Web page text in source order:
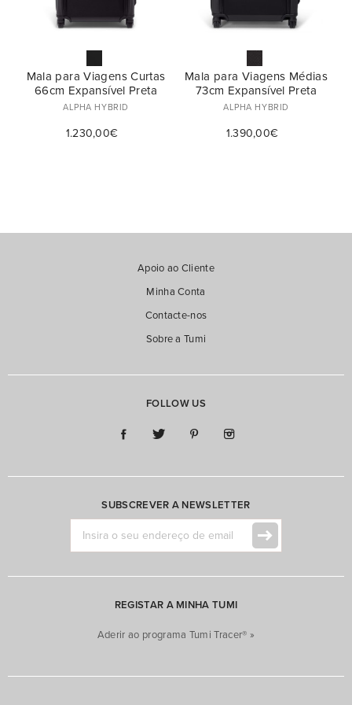
Nº de Rodas
Mala para Viagens Curtas
66cm Expansível Preta
ALPHA HYBRID
1.230,00€
Mala para Viagens Médias
73cm Expansível Preta
ALPHA HYBRID
1.390,00€
Apoio ao Cliente
Minha Conta
Contacte-nos
Sobre a Tumi
FOLLOW US
SUBSCREVER A NEWSLETTER
REGISTAR A MINHA TUMI
Aderir ao programa Tumi Tracer® »